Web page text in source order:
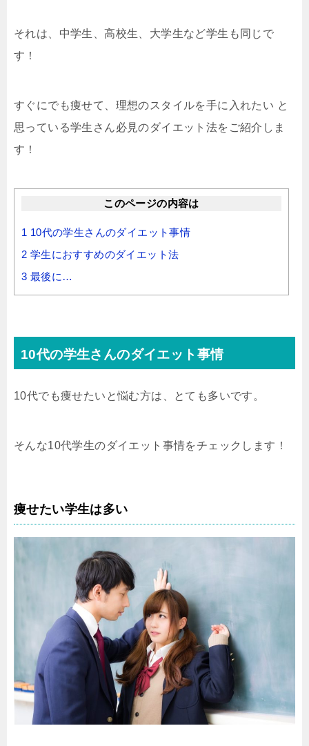
それは、中学生、高校生、大学生など学生も同じで
す！
すぐにでも痩せて、理想のスタイルを手に入れたい と
思っている学生さん必見のダイエット法をご紹介しま
す！
このページの内容は
1 10代の学生さんのダイエット事情
2 学生におすすめのダイエット法
3 最後に…
10代の学生さんのダイエット事情
10代でも痩せたいと悩む方は、とても多いです。
そんな10代学生のダイエット事情をチェックします！
痩せたい学生は多い